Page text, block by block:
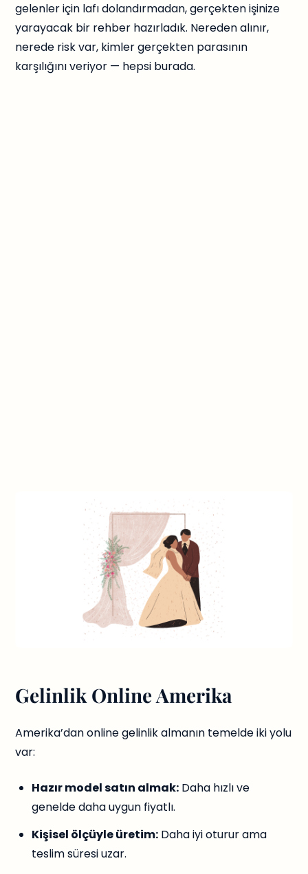
gelenler için lafı dolandırmadan, gerçekten işinize
yarayacak bir rehber hazırladık. Nereden alınır,
nerede risk var, kimler gerçekten parasının
karşılığını veriyor — hepsi burada.
Gelinlik Online Amerika
Amerika’dan online gelinlik almanın temelde iki yolu
var:
Hazır model satın almak: Daha hızlı ve
genelde daha uygun fiyatlı.
Kişisel ölçüyle üretim: Daha iyi oturur ama
teslim süresi uzar.